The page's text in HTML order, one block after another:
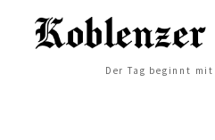
Der Tag beginnt